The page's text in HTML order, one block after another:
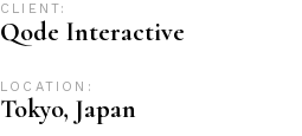
CLIENT:
Qode Interactive
LOCATION:
Tokyo, Japan